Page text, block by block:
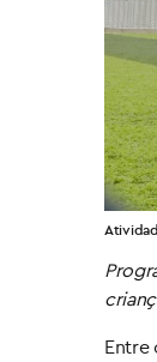
Entre